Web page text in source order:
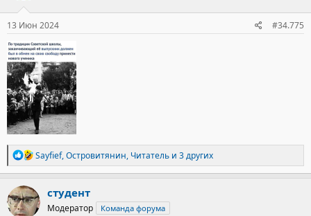
:
13 Июн 2024 #34.775
Р
е
а
к
ц
и
Sayfief,Островитянин, Читатель и 3 других
студент
Модератор Команда форума